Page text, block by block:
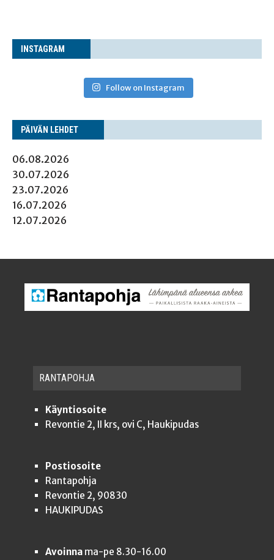
INS­TA­GRAM
Follow on Instagram
PÄI­VÄN LEHDET
06.08.2026
30.07.2026
23.07.2026
16.07.2026
12.07.2026
RAN­TA­POH­JA
Käyntiosoite
Revontie 2, II krs, ovi C, Haukipudas
Postiosoite
Rantapohja
Revontie 2, 90830
HAUKIPUDAS
Avoinnama-pe 8.30-16.00